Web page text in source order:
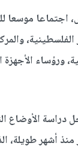
موسعا
ورؤساء الأجهزة
الأوضاع
منذ أشهر طويلة،